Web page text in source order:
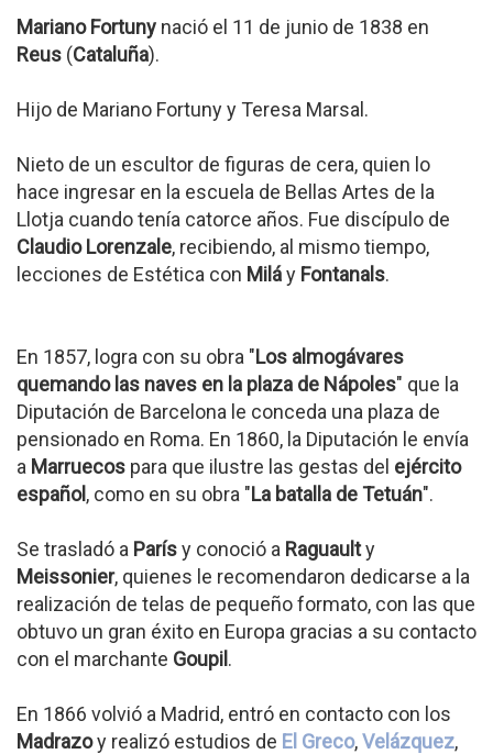
Mariano Fortuny nació el 11 de junio de 1838 en
Reus (Cataluña).
Hijo de Mariano Fortuny y Teresa Marsal.
Nieto de un escultor de figuras de cera, quien lo
hace ingresar en la escuela de Bellas Artes de la
Llotja cuando tenía catorce años. Fue discípulo de
Claudio Lorenzale, recibiendo, al mismo tiempo,
lecciones de Estética con Miláy Fontanals.
En 1857, logra con su obra "Los almogávares
quemando las naves en la plaza de Nápoles" que la
Diputación de Barcelona le conceda una plaza de
pensionado en Roma. En 1860, la Diputación le envía
a Marruecos para que ilustre las gestas del ejército
español, como en su obra "La batalla de Tetuán".
Se trasladó a Parísy conoció a Raguaulty
Meissonier, quienes le recomendaron dedicarse a la
realización de telas de pequeño formato, con las que
obtuvo un gran éxito en Europa gracias a su contacto
con el marchante Goupil .
En 1866 volvió a Madrid, entró en contacto con los
Madrazoy realizó estudios de El Greco,Velázquez,